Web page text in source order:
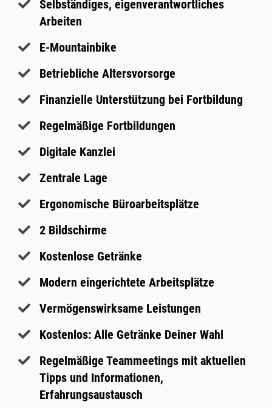
Selbständiges, eigenverantwortliches
Arbeiten
E-Mountainbike
Betriebliche Altersvorsorge
Finanzielle Unterstützung bei Fortbildung
Regelmäßige Fortbildungen
Digitale Kanzlei
Zentrale Lage
Ergonomische Büroarbeitsplätze
2 Bildschirme
Kostenlose Getränke
Modern eingerichtete Arbeitsplätze
Vermögenswirksame Leistungen
Kostenlos: Alle Getränke Deiner Wahl
Regelmäßige Teammeetings mit aktuellen
Tipps und Informationen,
Erfahrungsaustausch